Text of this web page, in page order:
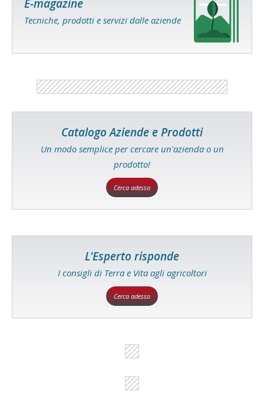
E-magazine
Tecniche, prodotti e servizi dalle aziende
Catalogo Aziende e Prodotti
Un modo semplice per cercare un'azienda o un
prodotto!
Cerca adesso
L'Esperto risponde
I consigli di Terra e Vita agli agricoltori
Cerca adesso